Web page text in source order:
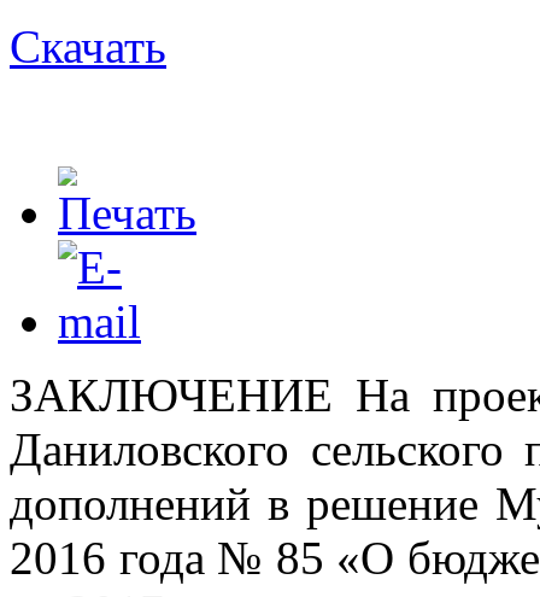
Скачать
ЗАКЛЮЧЕНИЕ На
Даниловского
дополнений в решение
2016 года № 85 «О